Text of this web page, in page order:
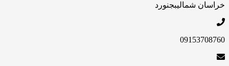
شمالیبجنورد